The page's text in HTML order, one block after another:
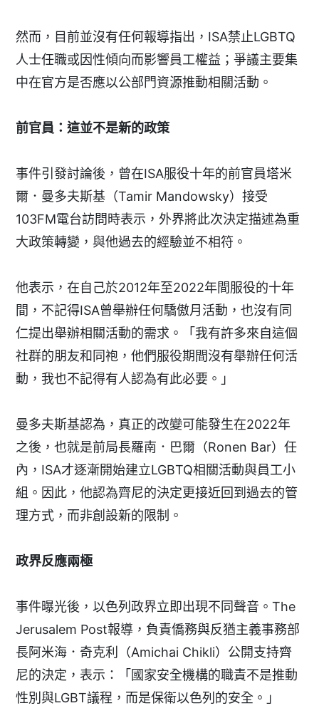
然而，目前並沒有任何報導指出，ISA禁止LGBTQ
人士任職或因性傾向而影響員工權益；爭議主要集
中在官方是否應以公部門資源推動相關活動。
前官員：這並不是新的政策
事件引發討論後，曾在ISA服役十年的前官員塔米
爾．曼多夫斯基（Tamir Mandowsky）接受
103FM電台訪問時表示，外界將此次決定描述為重
大政策轉變，與他過去的經驗並不相符。
他表示，在自己於2012年至2022年間服役的十年
間，不記得ISA曾舉辦任何驕傲月活動，也沒有同
仁提出舉辦相關活動的需求。「我有許多來自這個
社群的朋友和同袍，他們服役期間沒有舉辦任何活
動，我也不記得有人認為有此必要。」
曼多夫斯基認為，真正的改變可能發生在2022年
之後，也就是前局長羅南．巴爾（Ronen Bar）任
內，ISA才逐漸開始建立LGBTQ相關活動與員工小
組。因此，他認為齊尼的決定更接近回到過去的管
理方式，而非創設新的限制。
政界反應兩極
事件曝光後，以色列政界立即出現不同聲音。The
Jerusalem Post報導，負責僑務與反猶主義事務部
長阿米海．奇克利（Amichai Chikli）公開支持齊
尼的決定，表示：「國家安全機構的職責不是推動
性別與LGBT議程，而是保衛以色列的安全。」